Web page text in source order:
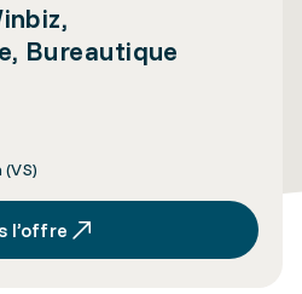
Bureautique
l’offre